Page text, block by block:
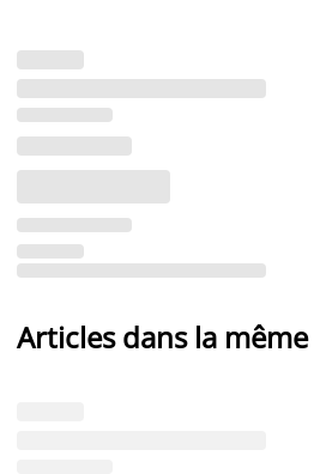
Articles dans la